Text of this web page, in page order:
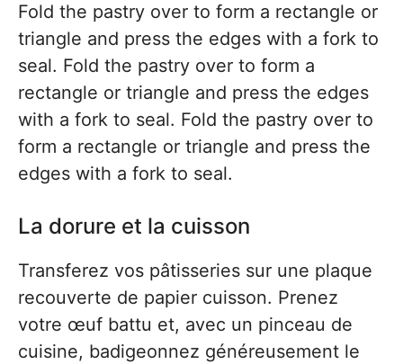
Fold the pastry over to form a rectangle or
triangle and press the edges with a fork to
seal. Fold the pastry over to form a
rectangle or triangle and press the edges
with a fork to seal. Fold the pastry over to
form a rectangle or triangle and press the
edges with a fork to seal.
La dorure et la cuisson
Transferez vos pâtisseries sur une plaque
recouverte de papier cuisson. Prenez
votre œuf battu et, avec un pinceau de
cuisine, badigeonnez généreusement le